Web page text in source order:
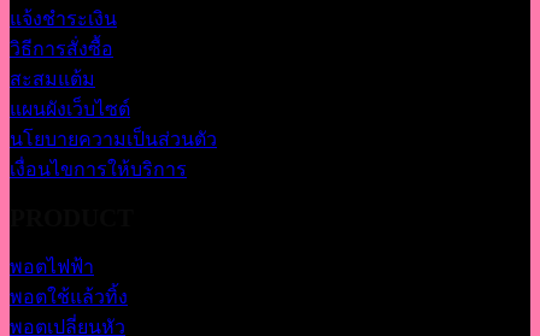
แจ้งชำระเงิน
วิธีการสั่งซื้อ
สะสมแต้ม
แผนผังเว็บไซต์
นโยบายความเป็นส่วนตัว
เงื่อนไขการให้บริการ
พอตไฟฟ้า
พอตใช้แล้วทิ้ง
พอตเปลี่ยนหัว